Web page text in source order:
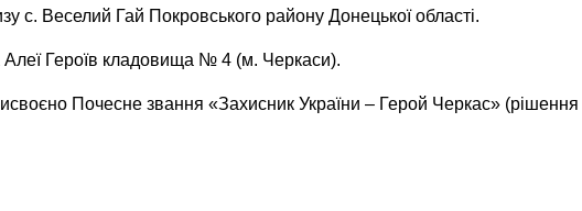
с. Веселий Гай Покровського району Донецької області.
Героїв кладовища № 4 (м. Черкаси).
Почесне звання «Захисник України – Герой Черкас»